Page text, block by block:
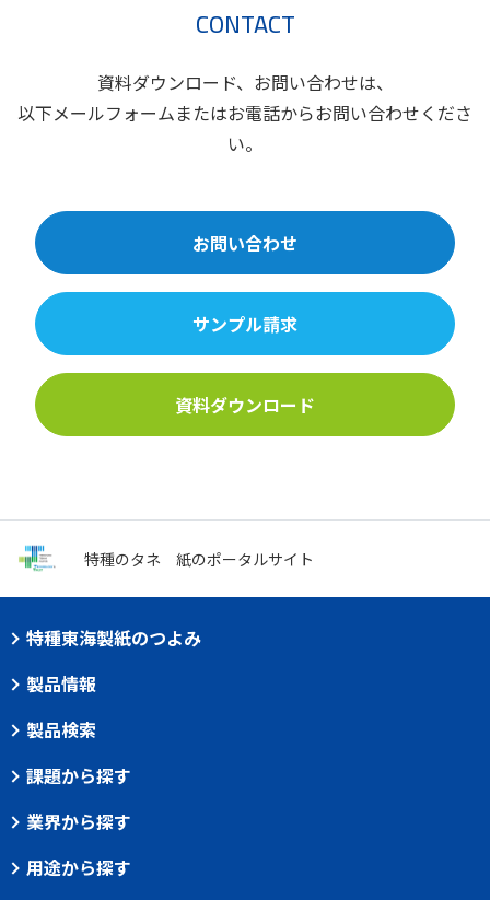
CONTACT
資料ダウンロード、お問い合わせは、
以下メールフォームまたはお電話からお問い合わせくださ
い。
お問い合わせ
サンプル請求
資料ダウンロード
特種のタネ 紙のポータルサイト
特種東海製紙のつよみ
製品情報
製品検索
課題から探す
業界から探す
用途から探す